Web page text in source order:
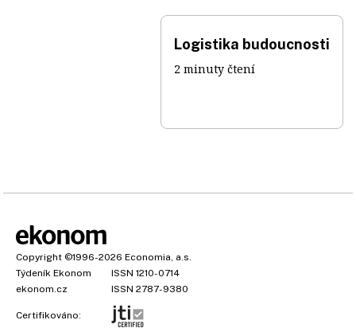
Logistika budoucnosti
2 minuty čtení
Copyright ©1996-2026 Economia, a.s.
Týdeník Ekonom
ISSN 1210-0714
ekonom.cz
ISSN 2787-9380
Certifikováno: